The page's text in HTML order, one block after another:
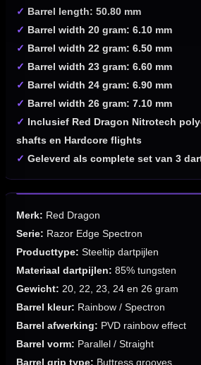
✓ Barrel length: 50.80 mm
✓ Barrel width 20 gram: 6.10 mm
✓ Barrel width 22 gram: 6.50 mm
✓ Barrel width 23 gram: 6.60 mm
✓ Barrel width 24 gram: 6.90 mm
✓ Barrel width 26 gram: 7.10 mm
✓ Inclusief Red Dragon Nitrotech
shafts en Hardcore flights
✓ Geleverd als complete set van 3
Merk: Red Dragon
Serie: Razor Edge Spectron
Producttype: Steeltip dartpijlen
Materiaal dartpijlen: 85% tungsten
Gewicht: 20, 22, 23, 24 en 26 gram
Barrel kleur: Rainbow / Spectron
Barrel afwerking: PVD rainbow effect
Barrel vorm: Parallel / Straight
Barrel grip type: Buttress grooves